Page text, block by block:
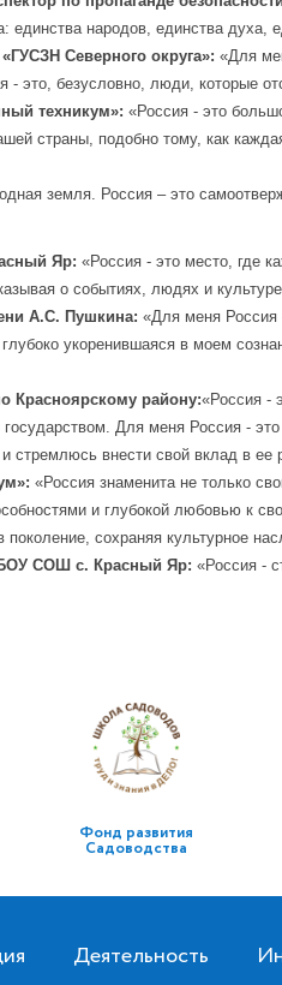
единства народов, единства духа,
Северного округа»: «Для
это, безусловно, люди, которые
техникум»: «Россия - это
страны, подобно тому, как
земля. Россия – это
Яр: «Россия - это место, где
о событиях, людях и
А.С. Пушкина: «Для меня Россия
укоренившаяся в моем
Красноярскому району:«Россия -
Для меня Россия -
внести свой вклад в ее
«Россия знаменита не только
и глубокой любовью к
сохраняя культурное
СОШ с. Красный Яр: «Россия -
Фонд развития
Садоводства
Деятельность